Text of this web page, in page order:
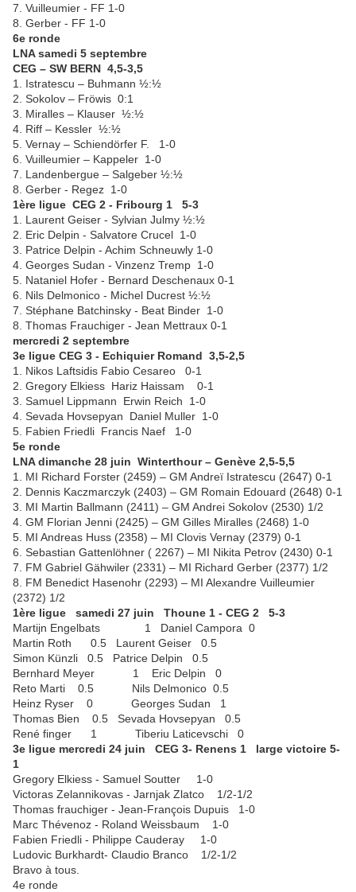
7. Vuilleumier - FF 1-0
8. Gerber - FF 1-0
6e ronde
LNA samedi 5 septembre
CEG – SW BERN 4,5-3,5
1. Istratescu – Buhmann ½:½
2. Sokolov – Fröwis 0:1
3. Miralles – Klauser ½:½
4. Riff – Kessler ½:½
5. Vernay – Schiendörfer F. 1-0
6. Vuilleumier – Kappeler 1-0
7. Landenbergue – Salgeber ½:½
8. Gerber - Regez 1-0
1ère ligue CEG 2 - Fribourg 1 5-3
1. Laurent Geiser - Sylvian Julmy ½:½
2. Eric Delpin - Salvatore Crucel 1-0
3. Patrice Delpin - Achim Schneuwly 1-0
4. Georges Sudan - Vinzenz Tremp 1-0
5. Nataniel Hofer - Bernard Deschenaux 0-1
6. Nils Delmonico - Michel Ducrest ½:½
7. Stéphane Batchinsky - Beat Binder 1-0
8. Thomas Frauchiger - Jean Mettraux 0-1
mercredi 2 septembre
3e ligue CEG 3 - Echiquier Romand 3,5-2,5
1. Nikos Laftsidis Fabio Cesareo 0-1
2. Gregory Elkiess Hariz Haissam 0-1
3. Samuel Lippmann Erwin Reich 1-0
4. Sevada Hovsepyan Daniel Muller 1-0
5. Fabien Friedli Francis Naef 1-0
5e ronde
LNA dimanche 28 juin Winterthour – Genève 2,5-5,5
1. MI Richard Forster (2459) – GM Andreï Istratescu (2647) 0-1
2. Dennis Kaczmarczyk (2403) – GM Romain Edouard (2648) 0-1
3. MI Martin Ballmann (2411) – GM Andrei Sokolov (2530) 1/2
4. GM Florian Jenni (2425) – GM Gilles Miralles (2468) 1-0
5. MI Andreas Huss (2358) – MI Clovis Vernay (2379) 0-1
6. Sebastian Gattenlöhner ( 2267) – MI Nikita Petrov (2430) 0-1
7. FM Gabriel Gähwiler (2331) – MI Richard Gerber (2377) 1/2
8. FM Benedict Hasenohr (2293) – MI Alexandre Vuilleumier
(2372) 1/2
1ère ligue samedi 27 juin Thoune 1 - CEG 2 5-3
Martijn Engelbats 1 Daniel Campora 0
Martin Roth 0.5 Laurent Geiser 0.5
Simon Künzli 0.5 Patrice Delpin 0.5
Bernhard Meyer 1 Eric Delpin 0
Reto Marti 0.5 Nils Delmonico 0.5
Heinz Ryser 0 Georges Sudan 1
Thomas Bien 0.5 Sevada Hovsepyan 0.5
René finger 1 Tiberiu Laticevschi 0
3e ligue mercredi 24 juin CEG 3- Renens 1 large victoire 5-
1
Gregory Elkiess - Samuel Soutter 1-0
Victoras Zelannikovas - Jarnjak Zlatco 1/2-1/2
Thomas frauchiger - Jean-François Dupuis 1-0
Marc Thévenoz - Roland Weissbaum 1-0
Fabien Friedli - Philippe Cauderay 1-0
Ludovic Burkhardt- Claudio Branco 1/2-1/2
Bravo à tous.
4e ronde